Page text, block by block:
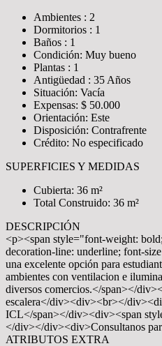
Ambientes : 2
Dormitorios : 1
Baños : 1
Condición: Muy bueno
Plantas : 1
Antigüedad : 35 Años
Situación: Vacía
Expensas: $ 50.000
Orientación: Este
Disposición: Contrafrente
Crédito: No especificado
SUPERFICIES Y MEDIDAS
Cubierta: 36 m²
Total Construido: 36 m²
DESCRIPCIÓN
<p><span style="font-weight:
decoration-line: underline; font-
una excelente opción para
ambientes con ventilacion e
diversos comercios.</span></
escalera</div><div><br></
ICL</span></div><div><span
</div></div><div>Consultanos
ATRIBUTOS EXTRA